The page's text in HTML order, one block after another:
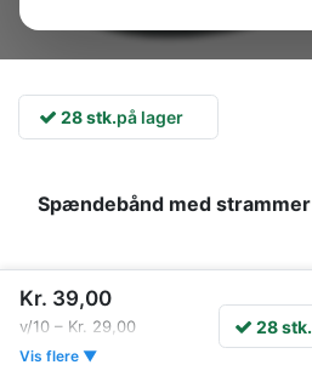
28 stk.på lager
Spændebånd med strammer
Længde: 5 meter
Bredde: 25 mm
Kr. 39,00
v/10 – Kr. 29,00
Vis flere ▼
28 stk.